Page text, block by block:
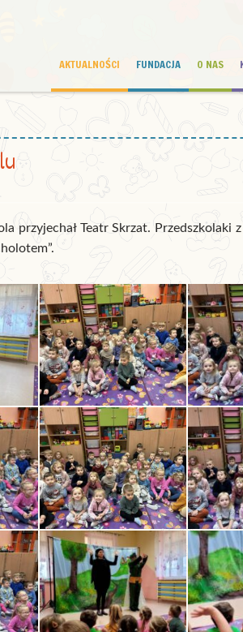
AKTUALNOŚCI FUNDACJA O NAS
przyjechał Teatr Skrzat. Przedszkolaki